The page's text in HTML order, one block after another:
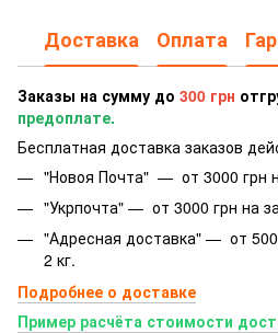
Доставка Оплата
Заказы на сумму до 300 грн
предоплате.
Бесплатная доставка заказов
"Новоя Почта" — от 3000 грн
"Укрпочта" — от 3000 грн на
"Адресная доставка" — от
2 кг.
Подробнее о доставке
Пример расчёта стоимости